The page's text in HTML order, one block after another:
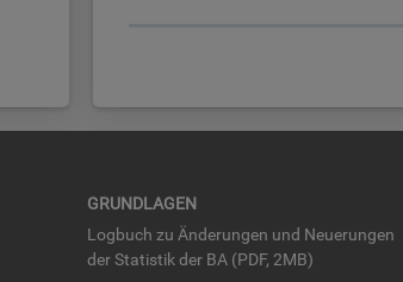
GRUND­LA­GEN
Log­buch zu Än­de­run­gen und Neue­run­gen
der Sta­tis­tik der BA (PDF, 2MB)